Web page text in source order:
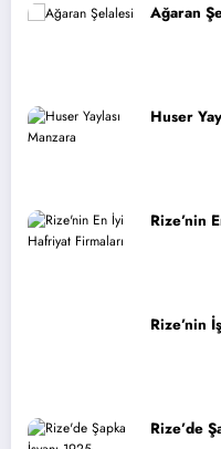
Ağaran
Huser
Rize’nin
Rize’nin
Rize’de